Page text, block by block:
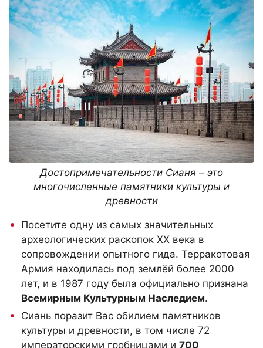
Достопримечательности Сианя – это
многочисленные памятники культуры и
древности
Посетите одну из самых значительных
археологических раскопок XX века в
сопровождении опытного гида.Терракотовая
Армия находилась под землёй более 2000
лет, и в 1987 году была официально признана
Всемирным Культурным Наследием.
Сиань поразит Вас обилием памятников
культуры и древности, в том числе 72
императорскими гробницами и700